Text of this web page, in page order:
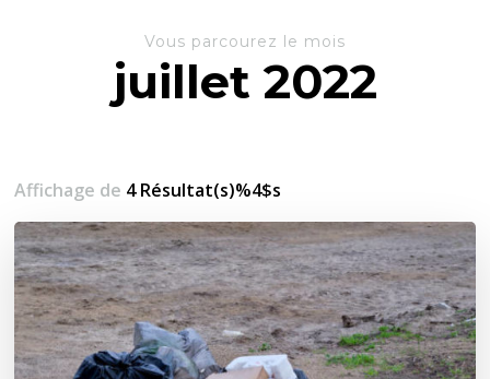
Vous parcourez le mois
juillet 2022
Affichage de 4 Résultat(s)%4$s